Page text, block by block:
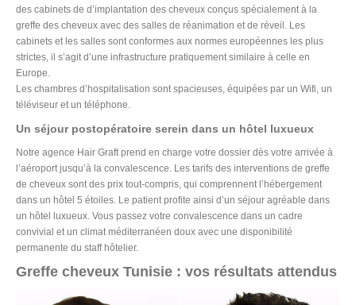
des cabinets de d’implantation des cheveux conçus spécialement à la
greffe des cheveux avec des salles de réanimation et de réveil. Les
cabinets et les salles sont conformes aux normes européennes les plus
strictes, il s’agit d’une infrastructure pratiquement similaire à celle en
Europe.
Les chambres d’hospitalisation sont spacieuses, équipées par un Wifi, un
téléviseur et un téléphone.
Un séjour postopératoire serein dans un hôtel luxueux
Notre agence Hair Graft prend en charge votre dossier dès votre arrivée à
l’aéroport jusqu’à la convalescence. Les tarifs des interventions de greffe
de cheveux sont des prix tout-compris, qui comprennent l’hébergement
dans un hôtel 5 étoiles. Le patient profite ainsi d’un séjour agréable dans
un hôtel luxueux. Vous passez votre convalescence dans un cadre
convivial et un climat méditerranéen doux avec une disponibilité
permanente du staff hôtelier.
Greffe cheveux Tunisie : vos résultats attendus